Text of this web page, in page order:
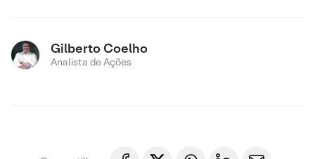
Gilberto Coelho
Analista de Ações